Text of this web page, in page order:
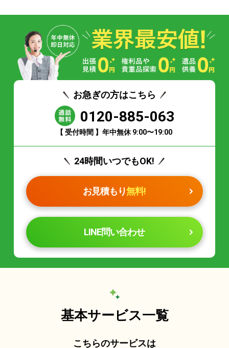
お急ぎの方はこちら
0120-885-063
【 受付時間 】年中無休 9:00〜19:00
24時間いつでもOK!
お見積もり無料!
LINE問い合わせ
基本サービス一覧
こちらのサービスは